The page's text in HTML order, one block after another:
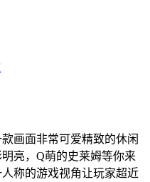
画面非常可爱精致的休闲
亮，Q萌的史莱姆等你来
称的游戏视角让玩家超近